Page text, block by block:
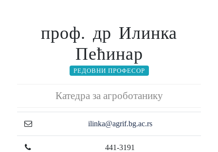
проф. др Илинка
Пећинар
РЕДОВНИ ПРОФЕСОР
Катедра за агроботанику
ilinka@agrif.bg.ac.rs
441-3191